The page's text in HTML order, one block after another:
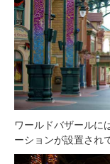
ワールドバザールに
ーションが設置され